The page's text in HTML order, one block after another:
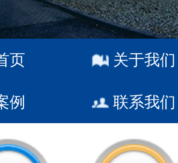
页 关于我们
例 联系我们